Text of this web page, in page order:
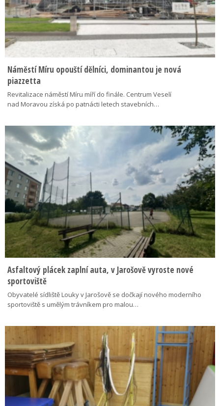
Náměstí Míru opouští dělníci, dominantou je nová
piazzetta
Revitalizace náměstí Míru míří do finále. Centrum Veselí
nad Moravou získá po patnácti letech stavebních…
Asfaltový plácek zaplní auta, v Jarošově vyroste nové
sportoviště
Obyvatelé sídliště Louky v Jarošově se dočkají nového moderního
sportoviště s umělým trávníkem pro malou…